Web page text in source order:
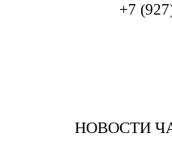
+7
НОВОСТИ